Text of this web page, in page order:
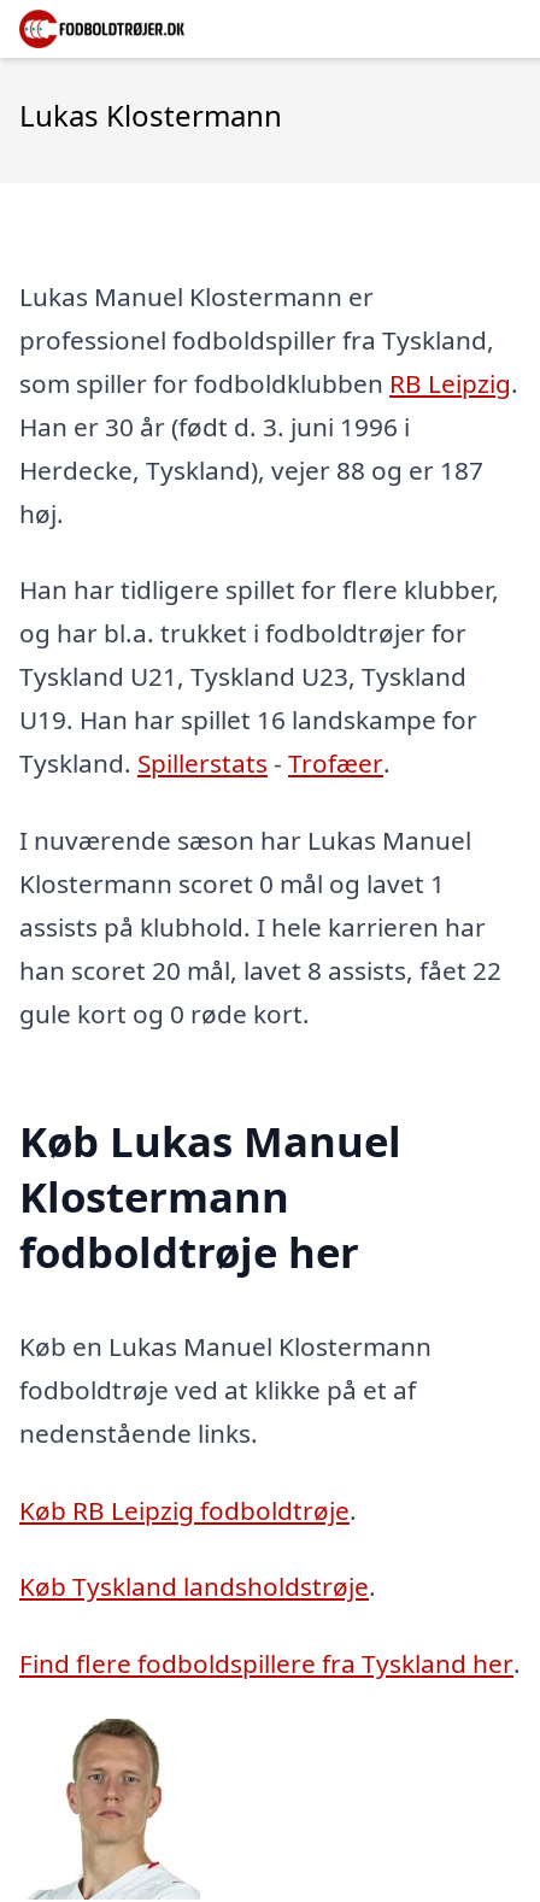
Lukas Klostermann
Lukas Manuel Klostermann er
professionel fodboldspiller fra Tyskland,
som spiller for fodboldklubben RB Leipzig.
Han er 30 år (født d. 3. juni 1996 i
Herdecke, Tyskland), vejer 88 og er 187
høj.
Han har tidligere spillet for flere klubber,
og har bl.a. trukket i fodboldtrøjer for
Tyskland U21, Tyskland U23, Tyskland
U19. Han har spillet 16 landskampe for
Tyskland. Spillerstats - Trofæer.
I nuværende sæson har Lukas Manuel
Klostermann scoret 0 mål og lavet 1
assists på klubhold. I hele karrieren har
han scoret 20 mål, lavet 8 assists, fået 22
gule kort og 0 røde kort.
Køb Lukas Manuel
Klostermann
fodboldtrøje her
Køb en Lukas Manuel Klostermann
fodboldtrøje ved at klikke på et af
nedenstående links.
Køb RB Leipzig fodboldtrøje.
Køb Tyskland landsholdstrøje.
Find flere fodboldspillere fra Tyskland her.